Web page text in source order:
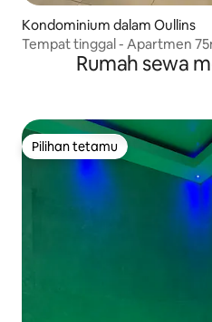
Kondominium dalam Oullins
Tempat tinggal - Apartmen
percumaRumah sewa
Pilihan tetamu
Pilihan tetamu